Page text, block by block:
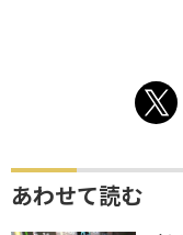
あわせて読む